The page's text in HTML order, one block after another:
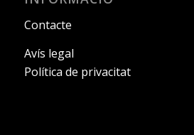
Contacte
Avís legal
Política de privacitat